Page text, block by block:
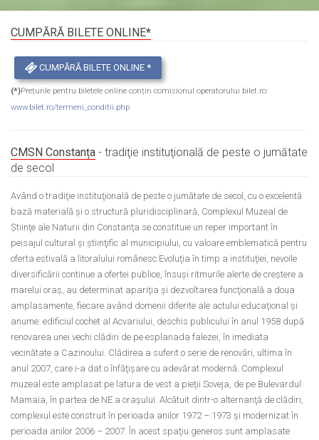
CUMPĂRĂ BILETE ONLINE*
CUMPĂRĂ BILETE ONLINE *
(*)Prețurile pentru biletele online conțin comisionul operatorului bilet.ro:
www.bilet.ro/termeni_conditii.php
CMSN Constanța - tradiţie instituţională de peste o jumătate
de secol
Având o tradiţie instituţională de peste o jumătate de secol, cu o excelentă
bază materială şi o structură pluridisciplinară, Complexul Muzeal de
Ştiinţe ale Naturii din Constanţa se constituie un reper important în
peisajul cultural şi ştiinţific al municipiului, cu valoare emblematică pentru
oferta estivală a litoralului românesc.Evoluţia în timp a instituţiei, nevoile
diversificării continue a ofertei publice, însuşi ritmurile alerte de creştere a
marelui oraş, au determinat apariţia şi dezvoltarea funcţională a doua
amplasamente, fiecare având domenii diferite ale actului educaţional şi
anume: edificiul cochet al Acvariului, deschis publicului în anul 1958 după
renovarea unei vechi clădiri de pe esplanada falezei, în imediata
vecinătate a Cazinoului. Clădirea a suferit o serie de renovări, ultima în
anul 2007, care i-a dat o înfăţişare cu adevărat modernă. Complexul
muzeal este amplasat pe latura de vest a pieţii Soveja, de pe Bulevardul
Mamaia, în partea de NE a oraşului. Alcătuit dintr-o alternanţă de clădiri,
complexul este construit în perioada anilor 1972 – 1973 şi modernizat în
perioada anilor 2006 – 2007. În acest spaţiu generos sunt amplasate